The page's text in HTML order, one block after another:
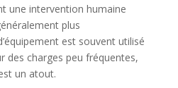
une intervention humaine
plus
est souvent utilisé
des charges peu fréquentes,
un atout.